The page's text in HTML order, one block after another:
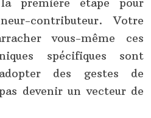
contributeur. Votre
vous-même ces
spécifiques sont
des gestes de
devenir un vecteur de